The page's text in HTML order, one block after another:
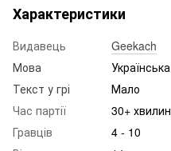
Характеристики
Видавець
Geekach
Мова
Українська
Текст у грі
Мало
Час партії
30+ хвилин
Гравців
4 - 10